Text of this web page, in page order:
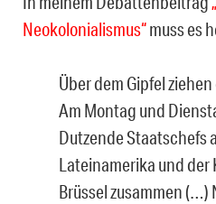
Neokolonialismus“muss es
Über dem Gipfel
Am Montag und
Dutzende Staatschefs
Lateinamerika und der
Brüssel zusammen (…)